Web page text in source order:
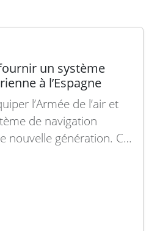
un système
à l’Espagne
l’Armée de l’air et
de navigation
nouvelle génération. Ce